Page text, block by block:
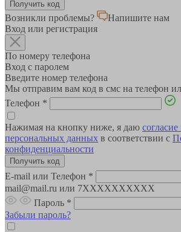
Возникли проблемы?
Напишите нам
Вход или регистрация
По номеру телефона
Вход с паролем
Введите номер телефона
Мы отправим вам код в смс на телефон
Телефон *
Нажимая на кнопку ниже, я даю
персональных данных в соответствии с
конфиденциальности
E-mail или Телефон *
mail@mail.ru или 7XXXXXXXXXX
Пароль *
Забыли пароль?